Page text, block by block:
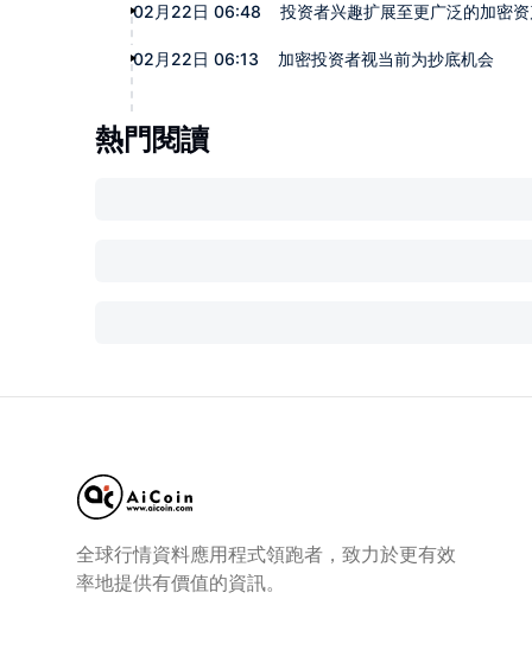
02月22日 06:48 投资者兴趣扩展至更广泛的加密
02月22日 06:13 加密投资者视当前为抄底机会
熱門閱讀
全球行情資料應用程式領跑者，致力於更有效
率地提供有價值的資訊。